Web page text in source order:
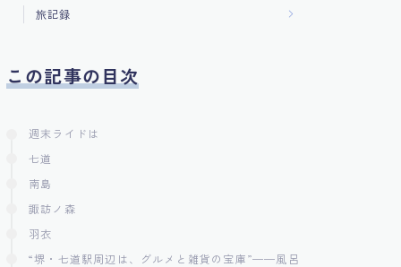
旅記録
この記事の目次
週末ライドは
七道
南島
諏訪ノ森
羽衣
“堺・七道駅周辺は、グルメと雑貨の宝庫”——風呂